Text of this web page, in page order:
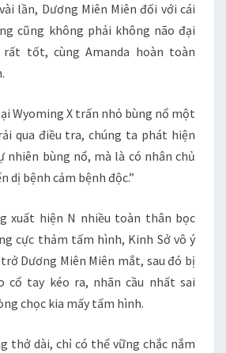
lần, Dương Miên Miên đối với cái
cũng không phải không não đại
tốt, cùng Amanda hoàn toàn
Wyoming X trấn nhỏ bùng nổ một
qua điều tra, chúng ta phát hiện
nhiên bùng nổ, mà là có nhân chủ
dị bệnh cảm bệnh độc.”
xuất hiện N nhiều toàn thân bọc
cực thảm tấm hình, Kinh Sở vô ý
Dương Miên Miên mắt, sau đó bị
cổ tay kéo ra, nhãn cầu nhất sai
chọc kia mấy tấm hình.
thở dài, chỉ có thể vững chắc nắm